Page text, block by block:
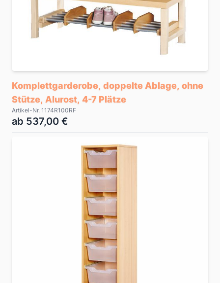
Komplettgarderobe, doppelte Ablage, ohne
Stütze, Alurost, 4-7 Plätze
Artikel-Nr. 1174R100RF
ab 537,00 €